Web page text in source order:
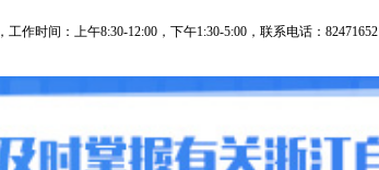
作时间：上午8:30-12:00，下午1:30-5:00，联系电话：82471652